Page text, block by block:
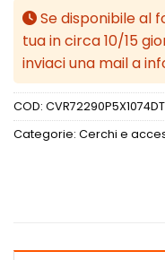
Se disponibile al
tua in circa 10/15
inviaci una mail a
COD:
Categorie: Cerchi e